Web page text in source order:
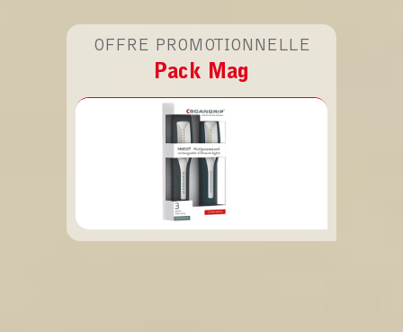
OFFRE PROMOTIONNELLE
Pack Mag